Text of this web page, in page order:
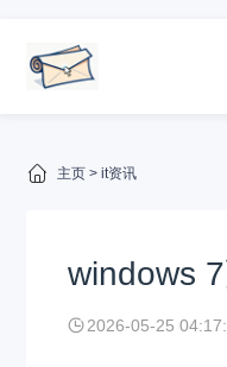
主页 > it资讯
windows
2026-05-25